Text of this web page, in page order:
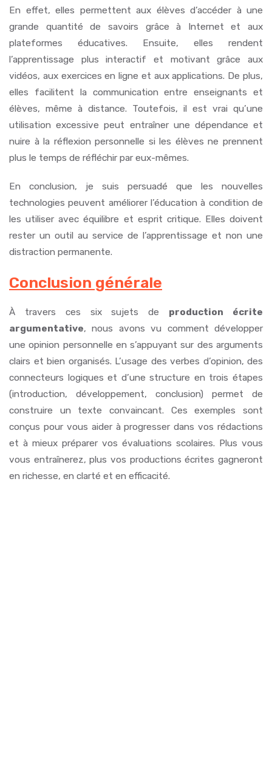
En effet, elles permettent aux élèves d’accéder à une
grande quantité de savoirs grâce à Internet et aux
plateformes éducatives. Ensuite, elles rendent
l’apprentissage plus interactif et motivant grâce aux
vidéos, aux exercices en ligne et aux applications. De plus,
elles facilitent la communication entre enseignants et
élèves, même à distance. Toutefois, il est vrai qu’une
utilisation excessive peut entraîner une dépendance et
nuire à la réflexion personnelle si les élèves ne prennent
plus le temps de réfléchir par eux-mêmes.
En conclusion, je suis persuadé que les nouvelles
technologies peuvent améliorer l’éducation à condition de
les utiliser avec équilibre et esprit critique. Elles doivent
rester un outil au service de l’apprentissage et non une
distraction permanente.
Conclusion générale
À travers ces six sujets de production écrite
argumentative, nous avons vu comment développer
une opinion personnelle en s’appuyant sur des arguments
clairs et bien organisés. L’usage des verbes d’opinion, des
connecteurs logiques et d’une structure en trois étapes
(introduction, développement, conclusion) permet de
construire un texte convaincant. Ces exemples sont
conçus pour vous aider à progresser dans vos rédactions
et à mieux préparer vos évaluations scolaires. Plus vous
vous entraînerez, plus vos productions écrites gagneront
en richesse, en clarté et en efficacité.